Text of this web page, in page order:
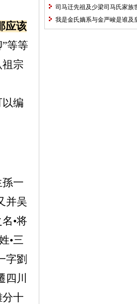
应该
等等
宗
编
孫一
并吴
•将
•三
字劉
四川
分十
家谱
司马迁先祖及少梁司马氏家族
与司马迁的无奈
我是金氏嫡系与金严峻是谁及